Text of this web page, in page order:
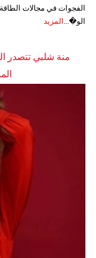
الفجوات في مجالات
الو�...
المزيد
منة شلبي تتصدر